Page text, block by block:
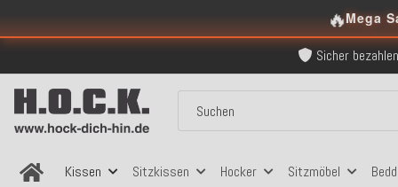
🔥Mega
Über 120.000
Sicher
Kostenloser Versand
Über 120.000
Kissen Sitzkissen Hocker Sitzmöbel